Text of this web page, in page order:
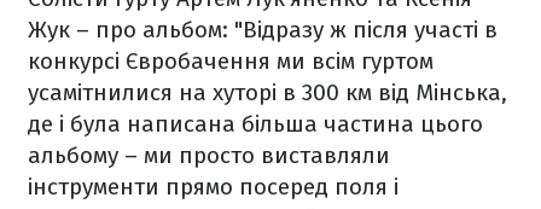
Жук – про альбом: "Відразу ж після участі в
конкурсі Євробачення ми всім гуртом
усамітнилися на хуторі в 300 км від Мінська,
де і була написана більша частина цього
альбому – ми просто виставляли
інструменти прямо посеред поля і